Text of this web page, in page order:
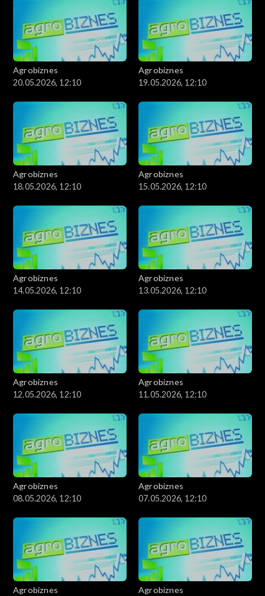
Agrobiznes
20.05.2026, 12:10
Agrobiznes
19.05.2026, 12:10
Agrobiznes
18.05.2026, 12:10
Agrobiznes
15.05.2026, 12:10
Agrobiznes
14.05.2026, 12:10
Agrobiznes
13.05.2026, 12:10
Agrobiznes
12.05.2026, 12:10
Agrobiznes
11.05.2026, 12:10
Agrobiznes
08.05.2026, 12:10
Agrobiznes
07.05.2026, 12:10
Agrobiznes
Agrobiznes